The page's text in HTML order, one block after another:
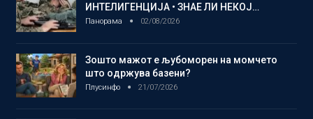
ИНТЕЛИГЕНЦИЈА • ЗНАЕ ЛИ НЕКОЈ…
Панорама 02/08/2026
Зошто мажот е љубоморен на момчето
што одржува базени?
Плусинфо 21/07/2026